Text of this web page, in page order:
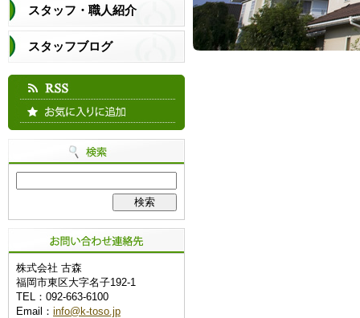
スタッフ・職人紹介
スタッフブログ
株式会社 古森
福岡市東区大字名子192-1
TEL：092-663-6100
Email： info@k-toso.jp